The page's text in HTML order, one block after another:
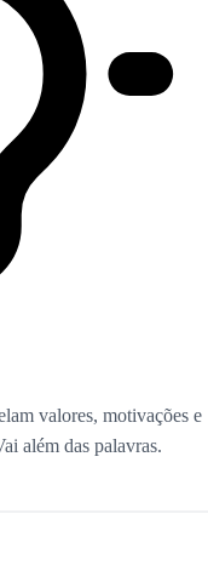
valores, motivações e
além das palavras.